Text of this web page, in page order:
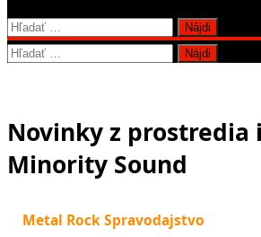
Hľadať:
Hľadať:
Novinky z prostredia
Minority Sound
Metal Rock Spravodajstvo